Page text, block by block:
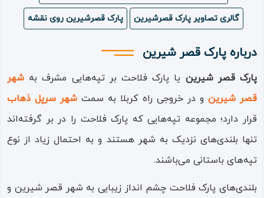
گالری تصاویر پارک قصرشیرین پارک قصرشیرین روی نقشه
درباره پارک قصر شیرین
پارک قصر شیرین یا پارک فلاحت بر تپه‌هایی مشرف به شهر
قصر شیرین و در خروجی راه کربلا به سمت شهر سرپل‌ ذهاب
قرار دارد؛ مجموعه‌ تپه‌هایی که پارک فلاحت را در بر گرفته‌اند
تنها بلندی‌های نزدیک به شهر هستند و به احتمال زیاد از نوع
تپه‌های باستانی می‌باشند.
بلندی‌های پارک فلاحت چشم انداز زیبایی به شهر قصر شیرین و